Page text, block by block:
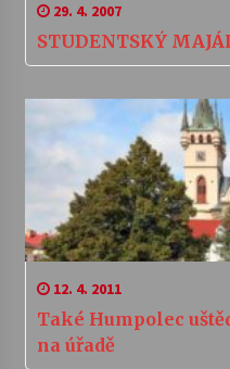
29. 4. 2007
12. 4. 2011
Také Humpolec
na úřadě